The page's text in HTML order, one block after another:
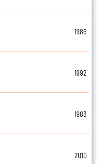
1986
1992
1983
2010